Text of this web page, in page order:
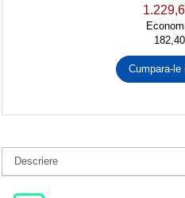
Cumpara-le
Descriere